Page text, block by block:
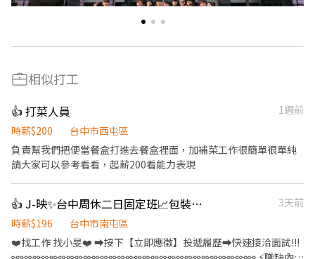
相似打工
👍 打菜人員
1週前
時薪$200
台中市西屯區
負責幫我們把便當餐盒打進去餐盒裡面，加補菜工作很簡單很單純
請大家可以參考看看，起薪200看能力表現
👍 J-映✨台中周休二日固定班📈包裝作業員💰急需用錢可預支💯免穿無塵衣💰三節禮金
3天前
時薪$196
台中市南屯區
❤️‍找工作 找小旻❤️‍ ➡按下【立即應徵】投遞履歷➡快速接洽面試!!!